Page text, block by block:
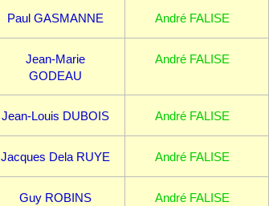
Paul GASMANNE André FALISE
Jean-Marie
GODEAU
André FALISE
Jean-Louis DUBOIS André FALISE
Jacques Dela RUYE André FALISE
Guy ROBINS André FALISE